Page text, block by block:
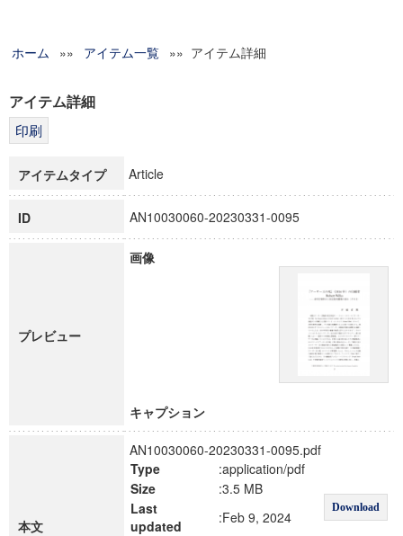
グローバルリサーチインスティテュート
科学研究費補助金研究成果報告書
博士課程教育リーディングプログラム「超成熟社会発展のサ
ホーム »» アイテム一覧 »» アイテム詳細
アイテム詳細
アイテムタイプ Article
ID AN10030060-20230331-0095
プレビュー
画像
キャプション
本文
AN10030060-20230331-0095.pdf
Type
:application/pdf
Download
Size
:3.5 MB
Last
updated
:Feb 9, 2024